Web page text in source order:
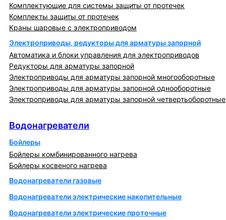
Комплектующие для системы защиты от протечек
Комплекты защиты от протечек
Краны шаровые с электроприводом
Электроприводы, редукторы для арматуры запорной
Автоматика и блоки управления для электроприводов
Редукторы для арматуры запорной
Электроприводы для арматуры запорной многооборотные
Электроприводы для арматуры запорной однооборотные
Электроприводы для арматуры запорной четвертьоборотные
Водонагреватели
Бойлеры
Бойлеры комбинированного нагрева
Бойлеры косвеного нагрева
Водонагреватели газовые
Водонагреватели электрические накопительные
Водонагреватели электрические проточные